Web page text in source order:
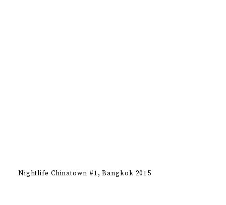
Nightlife Chinatown #1 Bangkok 2015